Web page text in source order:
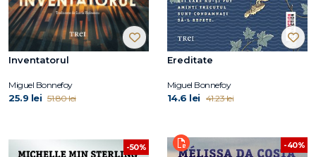
Inventatorul
Miguel Bonnefoy
25.9 lei 51.80 lei
Ereditate
Miguel Bonnefoy
14.6 lei 41.23 lei
-50% -40%